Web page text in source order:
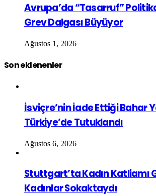
Avrupa’da “Tasarruf”
Grev Dalgası Büyüyor
Ağustos 1, 2026
Son eklenenler
İsviçre’nin İade Ettiği Bahar
Türkiye’de Tutuklandı
Ağustos 6, 2026
Stuttgart’ta Kadın Katliamı
Kadınlar Sokaktaydı